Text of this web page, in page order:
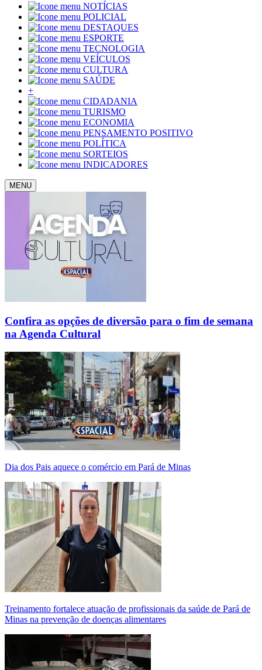
NOTÍCIAS
POLICIAL
DESTAQUES
ESPORTE
TECNOLOGIA
VEÍCULOS
CULTURA
SAÚDE
+
CIDADANIA
TURISMO
ECONOMIA
PENSAMENTO POSITIVO
POLÍTICA
SORTEIOS
INDICADORES
MENU
Confira as opções de diversão para o fim de semana
na Agenda Cultural
Dia dos Pais aquece o comércio em Pará de Minas
Treinamento fortalece atuação de profissionais da saúde de Pará de
Minas na prevenção de doenças alimentares